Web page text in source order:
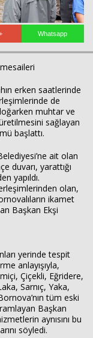
Whatsapp
erken saatlerinde
de
muhtar ve
sağlayan
başlattı.
ait olan
duvarı, yarattığı
yapıldı.
olan,
ikamet
Başkan Ekşi
yerinde tespit
anlayışıyla,
Çiçekli, Eğridere,
Sarnıç, Yaka,
tüm eski
Başkan
aynısını bu
söyledi.